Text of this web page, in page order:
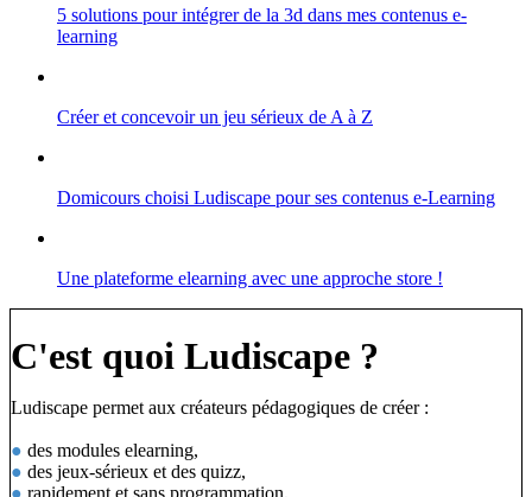
5 solutions pour intégrer de la 3d dans mes contenus e-
learning
Créer et concevoir un jeu sérieux de A à Z
Domicours choisi Ludiscape pour ses contenus e-Learning
Une plateforme elearning avec une approche store !
C'est quoi Ludiscape ?
Ludiscape permet aux créateurs pédagogiques de créer :
● des modules elearning,
● des jeux-sérieux et des quizz,
● rapidement et sans programmation,